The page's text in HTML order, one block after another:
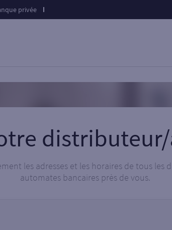
privée
les adresses et les horaires de tous les
automates bancaires près de vous.